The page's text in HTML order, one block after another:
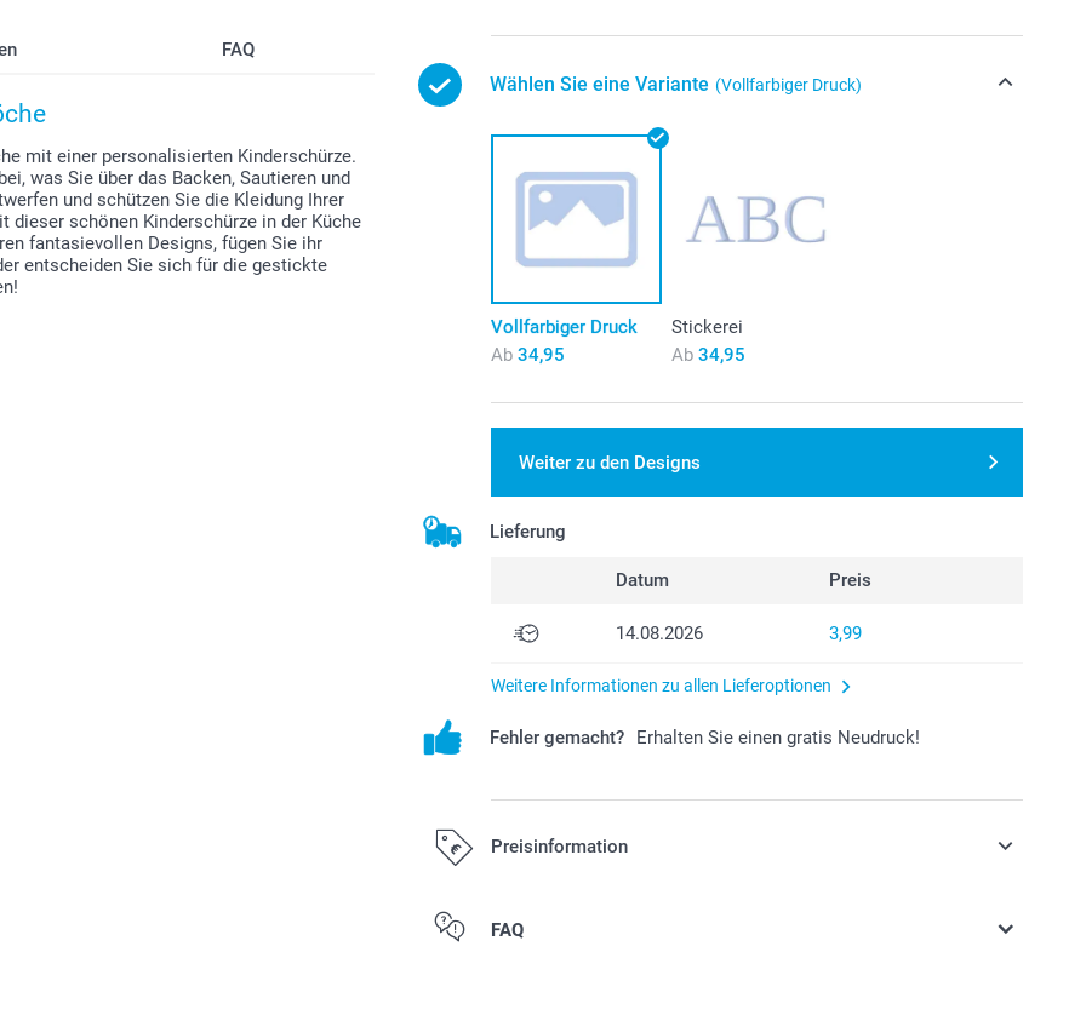
FAQ
mit einer personalisierten Kinderschürze.
was Sie über das Backen, Sautieren und
und schützen Sie die Kleidung Ihrer
schönen Kinderschürze in der Küche
fantasievollen Designs, fügen Sie ihr
entscheiden Sie sich für die gestickte
Wählen Sie eine Variante (Vollfarbiger Druck)
Vollfarbiger Druck
Ab 34,95
Stickerei
Ab 34,95
Weiter zu den Designs
Lieferung
Datum Preis
14.08.2026 3,99
Weitere Informationen zu allen Lieferoptionen
Fehler gemacht? Erhalten Sie einen gratis Neudruck!
Preisinformation
Alle Preise verstehen sich in EURO (€) inkl. MwSt. und zzgl.
FAQ